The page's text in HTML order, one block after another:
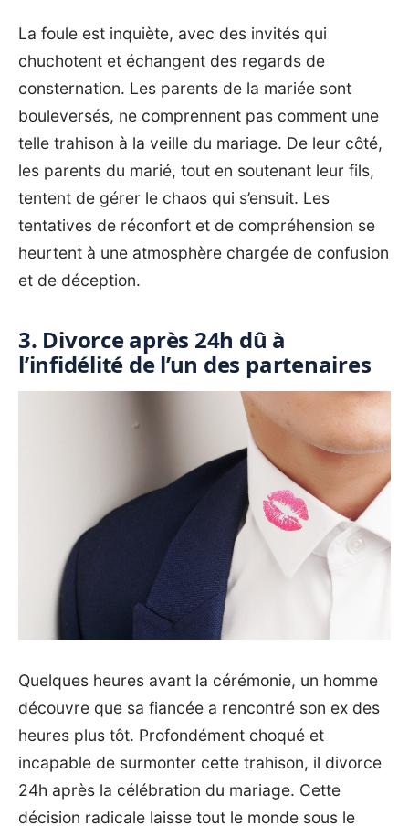
La foule est inquiète, avec des invités qui
chuchotent et échangent des regards de
consternation. Les parents de la mariée sont
bouleversés, ne comprennent pas comment une
telle trahison à la veille du mariage. De leur côté,
les parents du marié, tout en soutenant leur fils,
tentent de gérer le chaos qui s’ensuit. Les
tentatives de réconfort et de compréhension se
heurtent à une atmosphère chargée de confusion
et de déception.
3. Divorce après 24h dû à
l’infidélité de l’un des partenaires
Quelques heures avant la cérémonie, un homme
découvre que sa fiancée a rencontré son ex des
heures plus tôt. Profondément choqué et
incapable de surmonter cette trahison, il divorce
24h après la célébration du mariage. Cette
décision radicale laisse tout le monde sous le